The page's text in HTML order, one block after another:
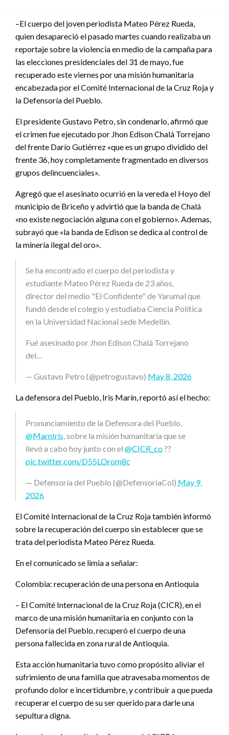
–El cuerpo del joven periodista Mateo Pérez Rueda,
quien desapareció el pasado martes cuando realizaba un
reportaje sobre la violencia en medio de la campaña para
las elecciones presidenciales del 31 de mayo, fue
recuperado este viernes por una misión humanitaria
encabezada por el Comité Internacional de la Cruz Roja y
la Defensoría del Pueblo.
El presidente Gustavo Petro, sin condenarlo, afirmó que
el crimen fue ejecutado por Jhon Edison Chalá Torrejano
del frente Darío Gutiérrez «que es un grupo dividido del
frente 36, hoy completamente fragmentado en diversos
grupos delincuenciales».
Agregó que el asesinato ocurrió en la vereda el Hoyo del
municipio de Briceño y advirtió que la banda de Chalá
«no existe negociación alguna con el gobierno». Ademas,
subrayó que «la banda de Edison se dedica al control de
la minería ilegal del oro».
Se ha encontrado el cuerpo del periodista y
estudiante Mateo Pérez Rueda de 23 años,
director del medio "El Confidente" de Yarumal que
fundó desde el colegio y estudiaba Ciencia Política
en la Universidad Nacional sede Medellín.
Fué asesinado por Jhon Edison Chalá Torrejano
del…
— Gustavo Petro (@petrogustavo) May 8, 2026
La defensora del Pueblo, Iris Marín, reportó así el hecho:
Pronunciamiento de la Defensora del Pueblo,
@MarnIris, sobre la misión humanitaria que se
llevó a cabo hoy junto con el @CICR_co??
pic.twitter.com/D55LOrom8c
— Defensoría del Pueblo (@DefensoriaCol) May 9,
2026
El Comité Internacional de la Cruz Roja también informó
sobre la recuperación del cuerpo sin establecer que se
trata del periodista Mateo Pérez Rueda.
En el comunicado se limia a señalar:
Colombia: recuperación de una persona en Antioquia
– El Comité Internacional de la Cruz Roja (CICR), en el
marco de una misión humanitaria en conjunto con la
Defensoría del Pueblo, recuperó el cuerpo de una
persona fallecida en zona rural de Antioquia.
Esta acción humanitaria tuvo como propósito aliviar el
sufrimiento de una familia que atravesaba momentos de
profundo dolor e incertidumbre, y contribuir a que pueda
recuperar el cuerpo de su ser querido para darle una
sepultura digna.